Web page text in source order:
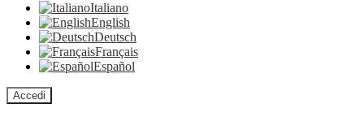
Italiano
English
Deutsch
Français
Español
Accedi